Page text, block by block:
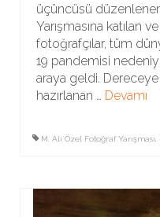
üçüncüsü
Yarışmasına katılan
fotoğrafçılar, tüm
19 pandemisi
araya geldi.
hazırlanan … Devamı
M. Ali Özel Fotoğraf Yarışması